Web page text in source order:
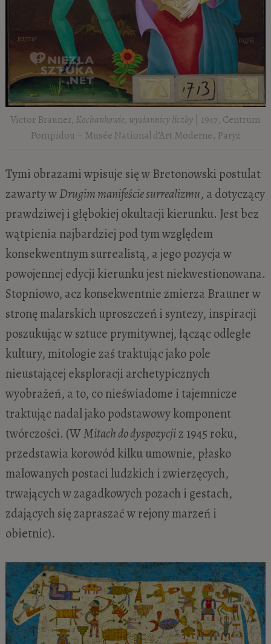
Victor Brauner, Kochankowie, wysłannicy liczby | 1947, Centrum
Pompidou – Musée National d’Art Moderne, Paryż
Tymi obrazami wpisuje się w Bretonowski postulat
zawarty wDrugim manifeście surrealizmu, a dotyczący
prawdziwej i głębokiej okultacji kierunku. Jest bez
wątpienia najbardziej pod tym względem
konsekwentnym surrealistą, a jego pozycja w
powojennej edycji kierunku jest niekwestionowana.
Stopniowo, acz konsekwentnie zmierza Brauner w
stronę malarskich uproszczeń i syntezy, inspiracji
poszukując w sztuce prymitywnej, łącząc odległe
kultury, mitologie zaś traktując jako pole
nieustającej eksploracji archetypicznych
wyobrażeń, a to, co nieświadome i tajemnicze
traktując nadal jako podstawowy komponent
twórczości. (WMitach do dyspozycjiz 1945 roku,
przedstawia korowód kilku umownie, płasko
malowanych postaci ludzkich i zwierzęcych,
trwających w zagadkowych pozach i gestach,
zdających się zapraszać w rejony marzeń i
obietnic).